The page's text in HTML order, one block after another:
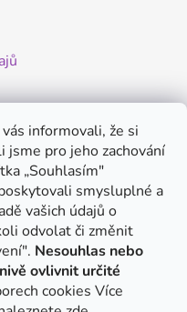
informovali, že si
jsme pro jeho zachování
„Souhlasím"
smysluplné a
vašich údajů o
odvolat či změnit
Nesouhlas nebo
ovlivnit určité
cookies Více
dronů - od
s 360°
modelu?